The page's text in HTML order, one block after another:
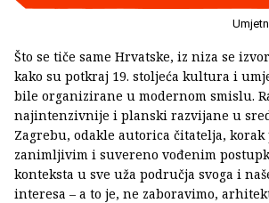
Što se tiče same Hrvatske, iz niza se
kako su potkraj 19. stoljeća kultura i
bile organizirane u modernom smislu.
najintenzivnije i planski razvijane u
Zagrebu, odakle autorica čitatelja, korak
zanimljivim i suvereno vođenim
konteksta u sve uža područja svoga i
interesa – a to je, ne zaboravimo,